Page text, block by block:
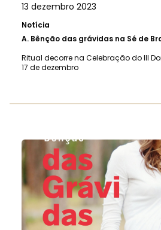
13 dezembro 2023
Notícia
A. Bênção das grávidas na Sé de
Ritual decorre na Celebração do III
17 de dezembro